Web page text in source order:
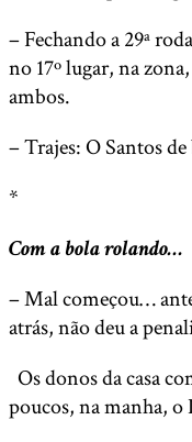
– Fechando a 29ª
no 17º lugar, na
ambos.
– Trajes: O Santos
*
Com a bola rolando…
– Mal começou…
atrás, não deu a
Os donos da casa
poucos, na manha,